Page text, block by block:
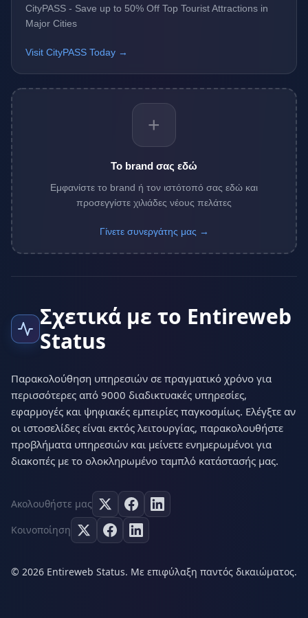
CityPASS - Save up to 50% Off Top Tourist Attractions in
Major Cities
Visit CityPASS Today →
+
Το brand σας εδώ
Εμφανίστε το brand ή τον ιστότοπό σας εδώ και
προσεγγίστε χιλιάδες νέους πελάτες
Γίνετε συνεργάτης μας →
Σχετικά με το Entireweb
Status
Παρακολούθηση υπηρεσιών σε πραγματικό χρόνο για
περισσότερες από 9000 διαδικτυακές υπηρεσίες,
εφαρμογές και ψηφιακές εμπειρίες παγκοσμίως. Ελέγξτε αν
οι ιστοσελίδες είναι εκτός λειτουργίας, παρακολουθήστε
προβλήματα υπηρεσιών και μείνετε ενημερωμένοι για
διακοπές με το ολοκληρωμένο ταμπλό κατάστασής μας.
Ακολουθήστε μας
Κοινοποίηση
© 2026 Entireweb Status. Με επιφύλαξη παντός δικαιώματος.